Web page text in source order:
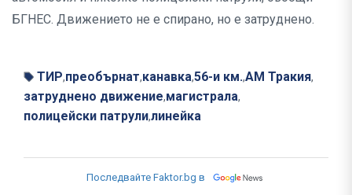
БГНЕС. Движението не е спирано, но е затруднено.
ТИР,преобърнат,канавка,56-и км.,АМ Тракия,
затруднено движение,магистрала,
полицейски патрули,линейка
Последвайте Faktor.bg в